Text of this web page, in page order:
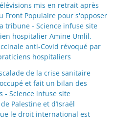
mis en retrait après
Front Populaire pour s'opposer
tribune - Science infuse site
hospitalier Amine Umlil,
anti-Covid révoqué par
hospitaliers
de la crise sanitaire
et fait un bilan des
- Science infuse site
Palestine et d’Israël
le droit international est